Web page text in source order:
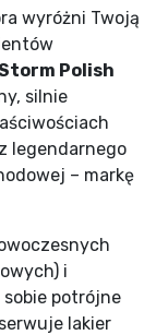
wyróżni Twoją
Storm Polish
silnie
legendarnego
– markę
i
potrójne
lakier